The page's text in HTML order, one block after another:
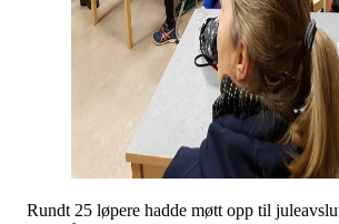
Rundt 25 løpere hadde møtt opp til